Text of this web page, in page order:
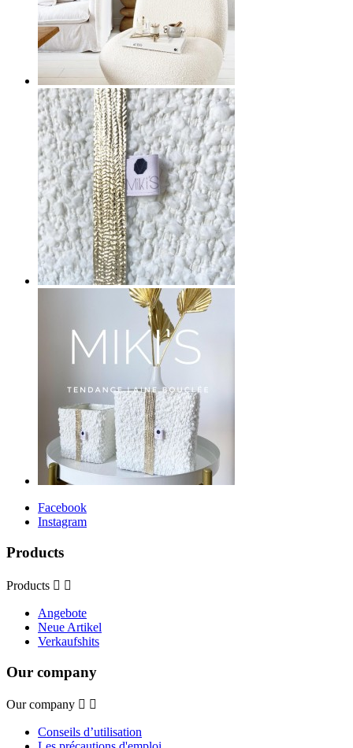
Facebook
Instagram
Products
Products  
Angebote
Neue Artikel
Verkaufshits
Our company
Our company  
Conseils d’utilisation